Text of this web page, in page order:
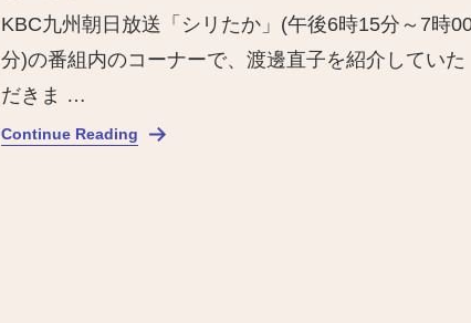
KBC九州朝日放送「シリたか」(午後6時15分～7時
分)の番組内のコーナーで、渡邊直子を紹介していた
だきま …
Continue Reading